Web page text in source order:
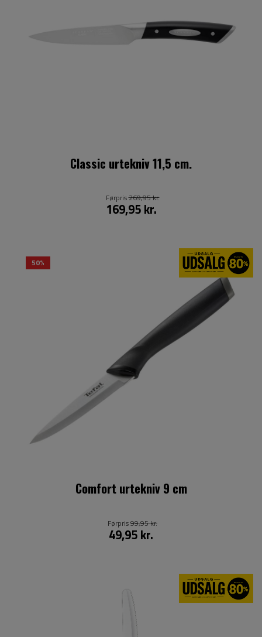
Classic urtekniv 11,5 cm.
169,95 kr.
Førpris269,95 kr.
50%
Comfort urtekniv 9 cm
49,95 kr.
Førpris99,95 kr.